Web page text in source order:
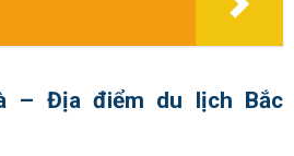
– Địa điểm du lịch Bắc